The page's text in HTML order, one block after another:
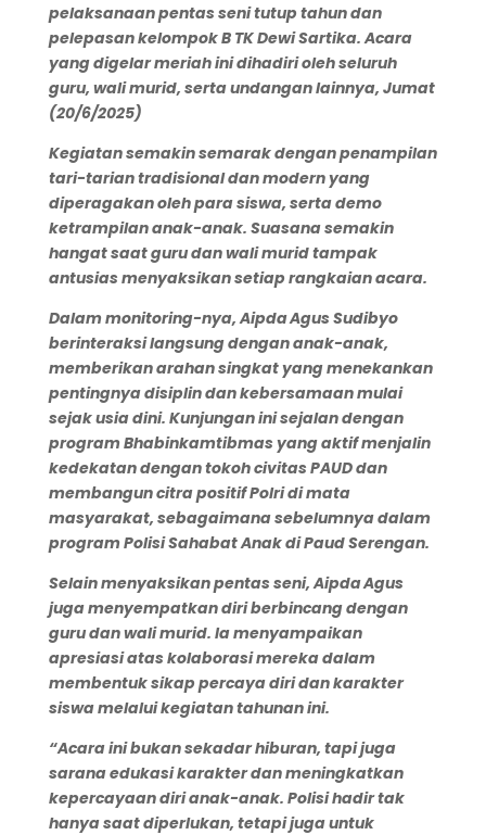
pelaksanaanpentas seni tutup tahun dan
pelepasan kelompok B TK Dewi Sartika. Acara
yang digelar meriah ini dihadiri oleh seluruh
guru, wali murid, serta undangan lainnya, Jumat
(20/6/2025)
Kegiatan semakin semarak dengan penampilan
tari-tarian tradisional dan modern yang
diperagakan oleh para siswa, serta demo
ketrampilan anak-anak. Suasana semakin
hangat saat guru dan wali murid tampak
antusias menyaksikan setiap rangkaian acara.
Dalam monitoring-nya, Aipda Agus Sudibyo
berinteraksi langsung dengan anak-anak,
memberikan arahan singkat yang menekankan
pentingnya disiplin dan kebersamaan mulai
sejak usia dini. Kunjungan ini sejalan dengan
program Bhabinkamtibmas yang aktif menjalin
kedekatan dengan tokoh civitas PAUD dan
membangun citra positif Polri di mata
masyarakat, sebagaimana sebelumnya dalam
program Polisi Sahabat Anak di Paud Serengan.
Selain menyaksikan pentas seni, Aipda Agus
juga menyempatkan diri berbincang dengan
guru dan wali murid. Ia menyampaikan
apresiasi atas kolaborasi mereka dalam
membentuk sikap percaya diri dan karakter
siswa melalui kegiatan tahunan ini.
“Acara ini bukan sekadar hiburan, tapi juga
sarana edukasi karakter dan meningkatkan
kepercayaan diri anak-anak. Polisi hadir tak
hanya saat diperlukan, tetapi juga untuk